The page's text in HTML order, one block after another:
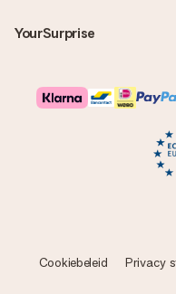
YourSurprise
Cookiebeleid Privacy